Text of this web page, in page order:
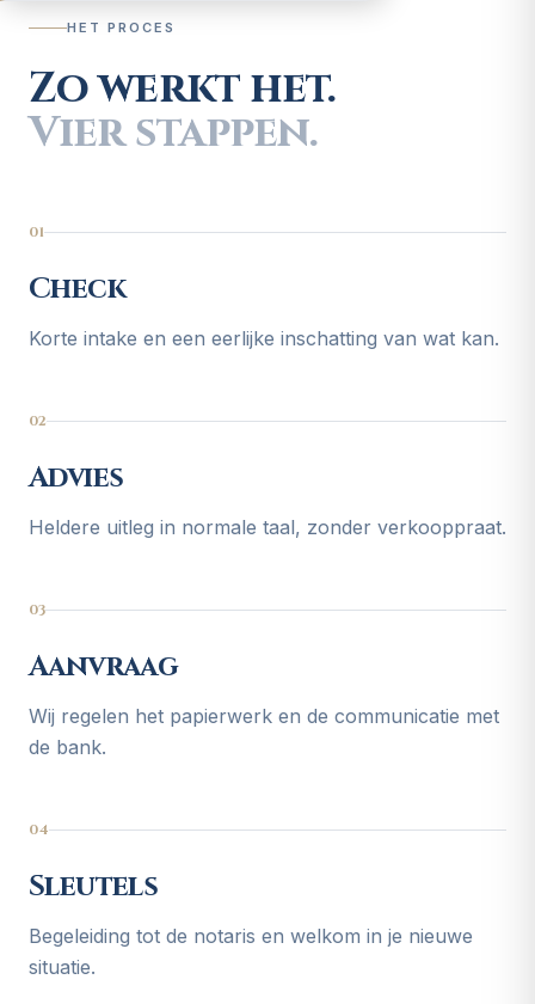
HET PROCES
Zo werkt het.
Vier stappen.
01
Check
Korte intake en een eerlijke inschatting van wat kan.
02
Advies
Heldere uitleg in normale taal, zonder verkooppraat.
03
Aanvraag
Wij regelen het papierwerk en de communicatie met
de bank.
04
Sleutels
Begeleiding tot de notaris en welkom in je nieuwe
situatie.